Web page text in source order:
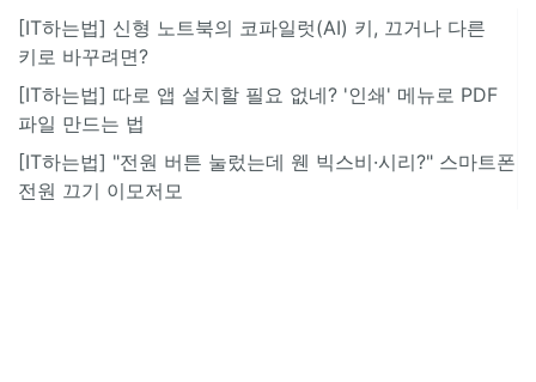
[IT하는법] 신형 노트북의 코파일럿(AI) 키, 끄거나 다른
키로 바꾸려면?
[IT하는법] 따로 앱 설치할 필요 없네? '인쇄' 메뉴로 PDF
파일 만드는 법
[IT하는법] "전원 버튼 눌렀는데 웬 빅스비·시리?" 스마트폰
전원 끄기 이모저모